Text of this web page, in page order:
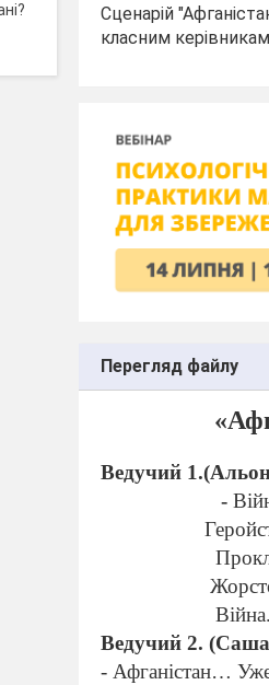
Сценарій
класним
Перегляд файлу
Ведучий
-
Ведучий 2.
- Афганістан… Уже